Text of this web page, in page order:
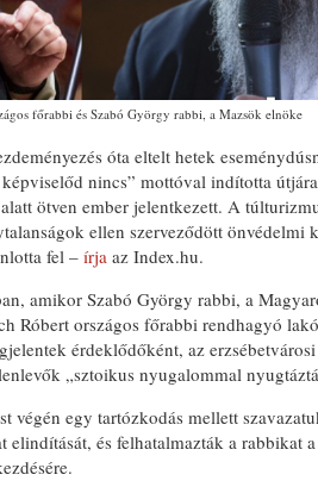
főrabbi és Szabó György rabbi, a Mazsök elnöke
óta eltelt hetek
nincs” mottóval indította
ötven ember jelentkezett. A
ellen szerveződött önvédelmi
fel – írja az Index.hu.
amikor Szabó György rabbi, a
Róbert országos főrabbi rendhagyó
érdeklődőként, az
„sztoikus nyugalommal
végén egy tartózkodás mellett
elindítását, és felhatalmazták a rabbikat